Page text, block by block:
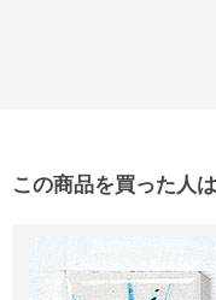
この商品を買った人